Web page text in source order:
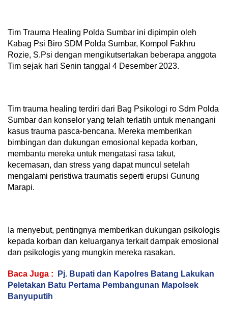
Tim Trauma Healing Polda Sumbar ini dipimpin oleh
Kabag Psi Biro SDM Polda Sumbar, Kompol Fakhru
Rozie, S.Psi dengan mengikutsertakan beberapa anggota
Tim sejak hari Senin tanggal 4 Desember 2023.
Tim trauma healing terdiri dari Bag Psikologi ro Sdm Polda
Sumbar dan konselor yang telah terlatih untuk menangani
kasus trauma pasca-bencana. Mereka memberikan
bimbingan dan dukungan emosional kepada korban,
membantu mereka untuk mengatasi rasa takut,
kecemasan, dan stress yang dapat muncul setelah
mengalami peristiwa traumatis seperti erupsi Gunung
Marapi.
Ia menyebut, pentingnya memberikan dukungan psikologis
kepada korban dan keluarganya terkait dampak emosional
dan psikologis yang mungkin mereka rasakan.
Baca Juga :
Pj. Bupati dan Kapolres Batang Lakukan
Peletakan Batu Pertama Pembangunan Mapolsek
Banyuputih